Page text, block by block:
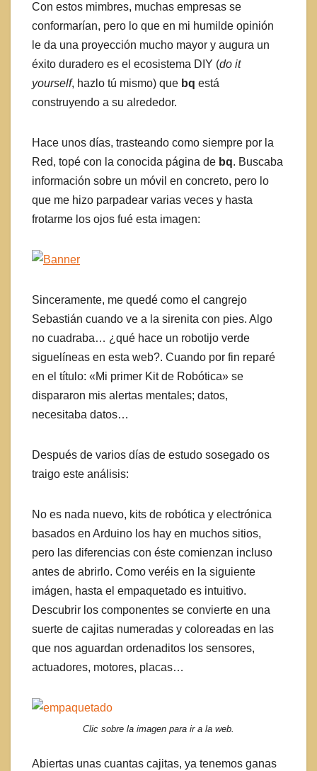
Con estos mimbres, muchas empresas se
conformarían, pero lo que en mi humilde opinión
le da una proyección mucho mayor y augura un
éxito duradero es el ecosistema DIY (do it
yourself, hazlo tú mismo) que bq está
construyendo a su alrededor.
Hace unos días, trasteando como siempre por la
Red, topé con la conocida página de bq. Buscaba
información sobre un móvil en concreto, pero lo
que me hizo parpadear varias veces y hasta
frotarme los ojos fué esta imagen:
Sinceramente, me quedé como el cangrejo
Sebastián cuando ve a la sirenita con pies. Algo
no cuadraba… ¿qué hace un robotijo verde
siguelíneas en esta web?. Cuando por fin reparé
en el título: «Mi primer Kit de Robótica» se
dispararon mis alertas mentales; datos,
necesitaba datos…
Después de varios días de estudo sosegado os
traigo este análisis:
No es nada nuevo, kits de robótica y electrónica
basados en Arduino los hay en muchos sitios,
pero las diferencias con éste comienzan incluso
antes de abrirlo. Como veréis en la siguiente
imágen, hasta el empaquetado es intuitivo.
Descubrir los componentes se convierte en una
suerte de cajitas numeradas y coloreadas en las
que nos aguardan ordenaditos los sensores,
actuadores, motores, placas…
Clic sobre la imagen para ir a la web.
Abiertas unas cuantas cajitas, ya tenemos ganas